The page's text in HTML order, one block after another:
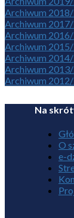
Archiwum
Archiwum
Archiwum
Archiwum
Archiwum
Archiwum
Archiwum
Na
O
e-